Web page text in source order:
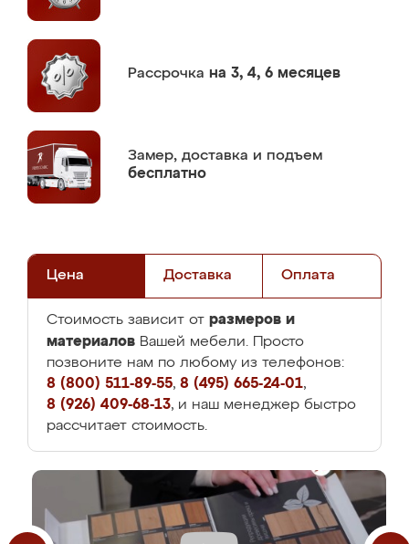
Рассрочка на 3, 4, 6 месяцев
Замер, доставка и подъем
бесплатно
Цена Доставка Оплата
Стоимость зависит от размеров и
материалов Вашей мебели. Просто
позвоните нам по любому из телефонов:
8 (800) 511-89-55, 8 (495) 665-24-01,
8 (926) 409-68-13, и наш менеджер быстро
рассчитает стоимость.